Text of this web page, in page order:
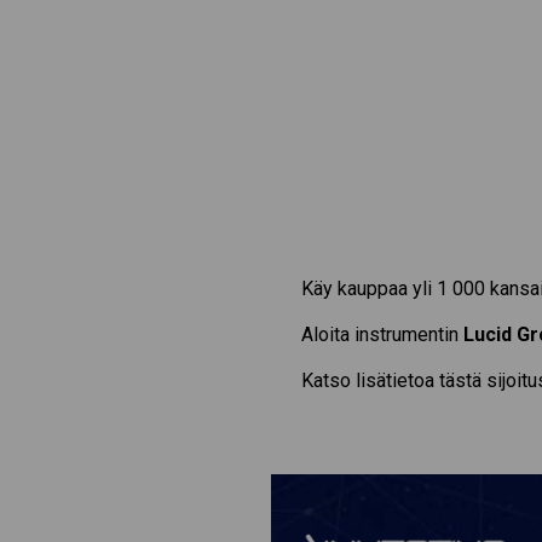
Käy kauppaa yli 1 000
Aloita instrumentin Lucid
Katso lisätietoa tästä